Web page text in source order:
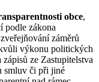
obce,
podle zákona
záměrů
výkonu politických
ze Zastupitelstva
smluv či při jiné